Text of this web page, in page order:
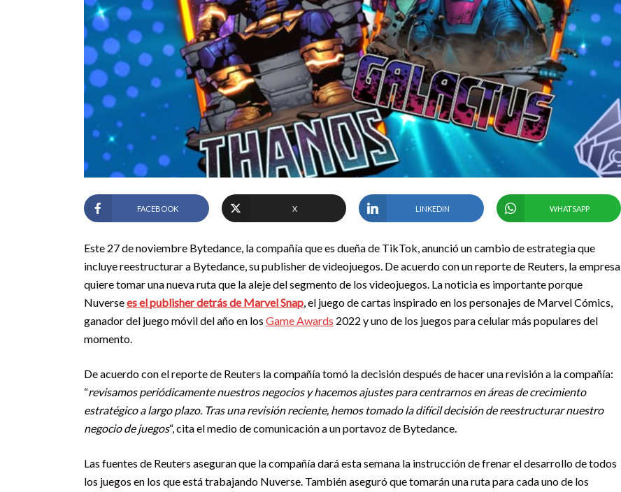
FACEBOOK X LINKEDIN WHATSAPP
Este 27 de noviembre Bytedance, la compañía que es dueña de TikTok, anunció un cambio de estrategia que
incluye reestructurar a Bytedance, su publisher de videojuegos. De acuerdo con un reporte de Reuters, la empresa
quiere tomar una nueva ruta que la aleje del segmento de los videojuegos. La noticia es importante porque
Nuversees el publisher detrás de Marvel Snap, el juego de cartas inspirado en los personajes de Marvel Cómics,
ganador del juego móvil del año en los Game Awards 2022 y uno de los juegos para celular más populares del
momento.
De acuerdo con el reporte de Reuters la compañía tomó la decisión después de hacer una revisión a la compañía:
“revisamos periódicamente nuestros negocios y hacemos ajustes para centrarnos en áreas de crecimiento
estratégico a largo plazo. Tras una revisión reciente, hemos tomado la difícil decisión de reestructurar nuestro
negocio de juegos“, cita el medio de comunicación a un portavoz de Bytedance.
Las fuentes de Reuters aseguran que la compañía dará esta semana la instrucción de frenar el desarrollo de todos
los juegos en los que está trabajando Nuverse. También aseguró que tomarán una ruta para cada uno de los